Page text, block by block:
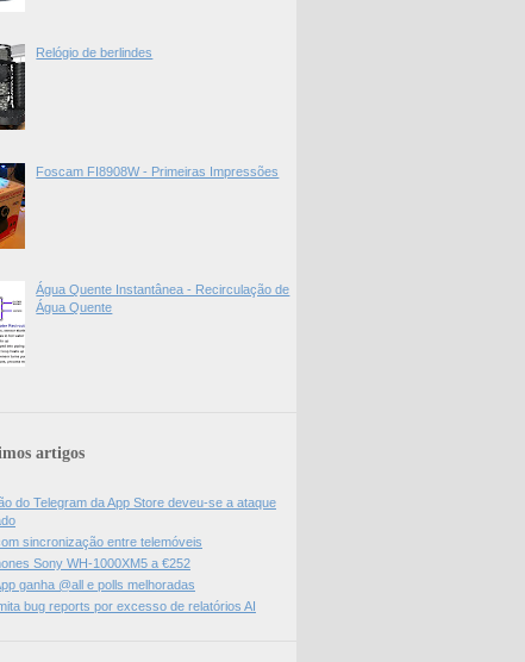
Relógio de berlindes
Foscam FI8908W - Primeiras Impressões
Água Quente Instantânea - Recirculação de
Água Quente
artigos
do Telegram da App Store deveu-se a ataque
sincronização entre telemóveis
Sony WH-1000XM5 a €252
ganha @all e polls melhoradas
bug reports por excesso de relatórios AI